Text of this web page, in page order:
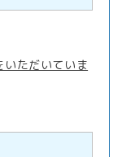
ただいていま